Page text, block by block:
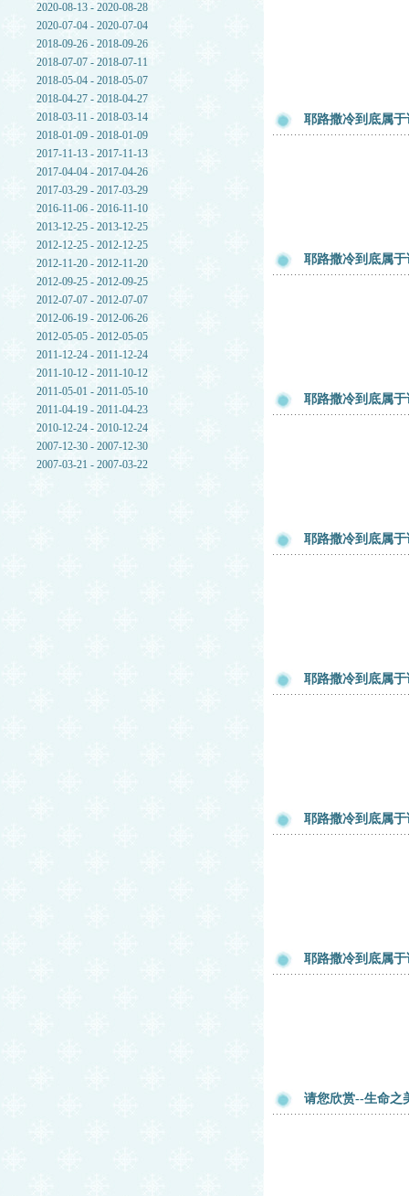
2020-08-13 - 2020-08-28
2020-07-04 - 2020-07-04
2018-09-26 - 2018-09-26
2018-07-07 - 2018-07-11
2018-05-04 - 2018-05-07
2018-04-27 - 2018-04-27
2018-03-11 - 2018-03-14
2018-01-09 - 2018-01-09
2017-11-13 - 2017-11-13
2017-04-04 - 2017-04-26
2017-03-29 - 2017-03-29
2016-11-06 - 2016-11-10
2013-12-25 - 2013-12-25
2012-12-25 - 2012-12-25
2012-11-20 - 2012-11-20
2012-09-25 - 2012-09-25
2012-07-07 - 2012-07-07
2012-06-19 - 2012-06-26
2012-05-05 - 2012-05-05
2011-12-24 - 2011-12-24
2011-10-12 - 2011-10-12
2011-05-01 - 2011-05-10
2011-04-19 - 2011-04-23
2010-12-24 - 2010-12-24
2007-12-30 - 2007-12-30
2007-03-21 - 2007-03-22
耶路撒冷到底属
耶路撒冷到底属
耶路撒冷到底属
耶路撒冷到底属
耶路撒冷到底属
耶路撒冷到底属
耶路撒冷到底属
请您欣赏--生命之